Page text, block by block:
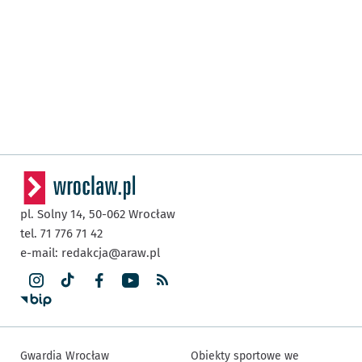
pl. Solny 14, 50-062 Wrocław
tel. 71 776 71 42
e-mail: redakcja@araw.pl
Gwardia Wrocław Obiekty sportowe we